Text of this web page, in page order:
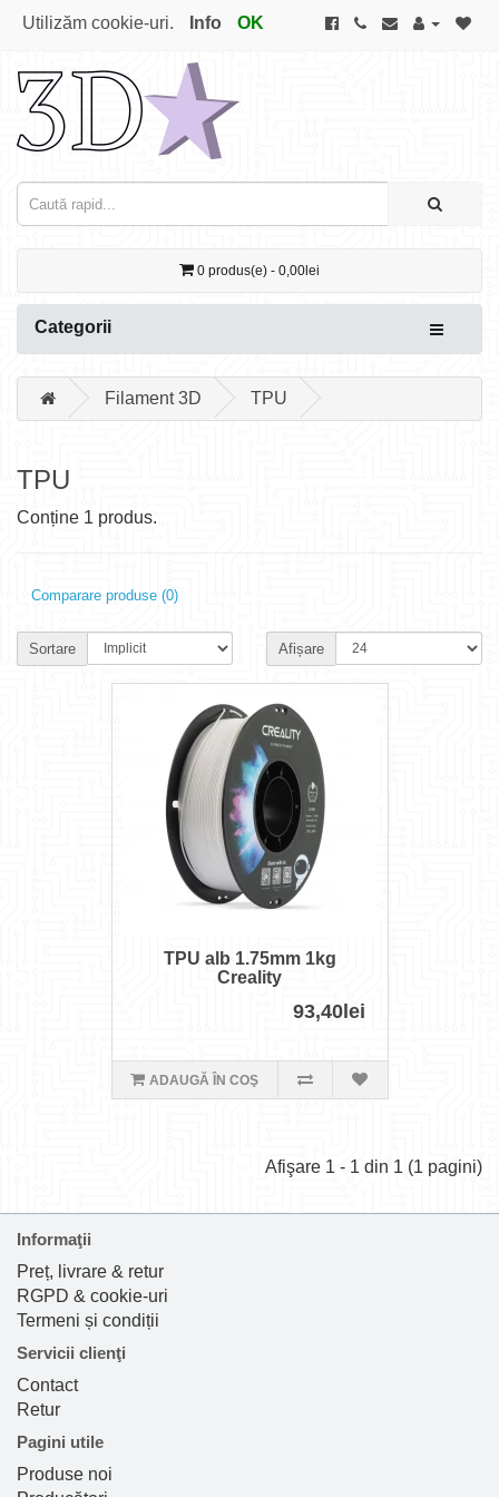
Utilizăm cookie-uri. Info OK
0 produs(e) - 0,00lei
Categorii
Filament 3D TPU
TPU
Conține 1 produs.
Comparare produse (0)
Sortare Afișare
TPU alb 1.75mm 1kg
Creality
93,40lei
ADAUGĂ ÎN COŞ
Afişare 1 - 1 din 1 (1 pagini)
Informaţii
Preț, livrare & retur
RGPD & cookie-uri
Termeni și condiții
Servicii clienţi
Contact
Retur
Pagini utile
Produse noi